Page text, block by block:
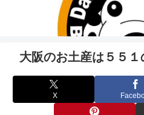
大阪のお土産は５５１
X